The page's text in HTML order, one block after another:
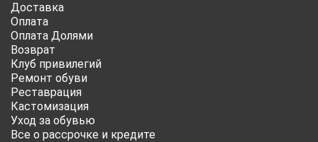
Доставка
Оплата
Оплата Долями
Возврат
Клуб привилегий
Ремонт обуви
Реставрация
Кастомизация
Уход за обувью
Все о рассрочке и кредите